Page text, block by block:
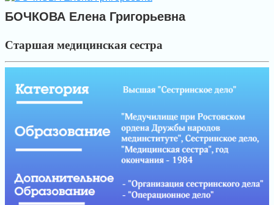
БОЧКОВА Елена Григорьевна
Старшая медицинская сестра